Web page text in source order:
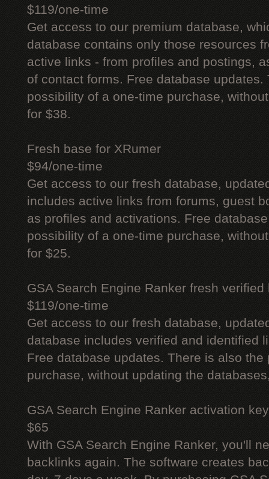
$119/one-time
Get access to our premium database,
database contains only those resources
active links - from profiles and postings,
of contact forms. Free database updates.
possibility of a one-time purchase,
for $38.
Fresh base for XRumer
$94/one-time
Get access to our fresh database,
includes active links from forums, guest
as profiles and activations. Free
possibility of a one-time purchase,
for $25.
GSA Search Engine Ranker fresh verified
$119/one-time
Get access to our fresh database,
database includes verified and identified
Free database updates. There is also
purchase, without updating the
GSA Search Engine Ranker activation key
$65
With GSA Search Engine Ranker, you'll
backlinks again. The software creates